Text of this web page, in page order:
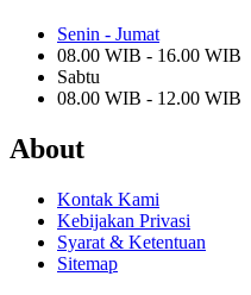
Senin - Jumat
08.00 WIB - 16.00 WIB
Sabtu
08.00 WIB - 12.00 WIB
About
Kontak Kami
Kebijakan Privasi
Syarat & Ketentuan
Sitemap